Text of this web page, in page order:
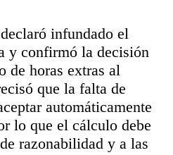
infundado el
y confirmó la decisión
de horas extras al
que la falta de
automáticamente
lo que el cálculo debe
razonabilidad y a las